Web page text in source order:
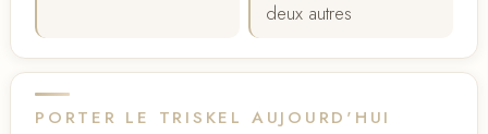
deux autres
PORTER LE TRISKEL AUJOURD'HUI